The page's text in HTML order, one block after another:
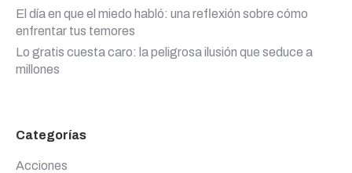
El día en que el miedo habló: una reflexión sobre cómo
enfrentar tus temores
Lo gratis cuesta caro: la peligrosa ilusión que seduce a
millones
Categorías
Acciones